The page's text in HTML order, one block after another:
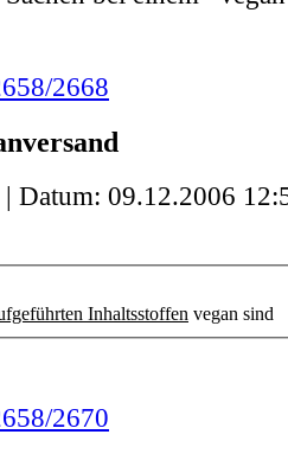
2668
Datum: 09.12.2006
Inhaltsstoffen vegan sind
2670